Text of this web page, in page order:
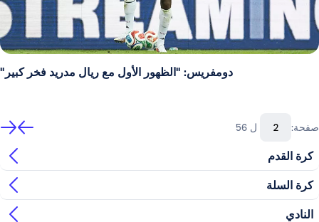
دومفريس: "الظهور الأول مع ريال مدريد فخر كبير"
صفحة: ل 56
كرة القدم
كرة السلة
النادي